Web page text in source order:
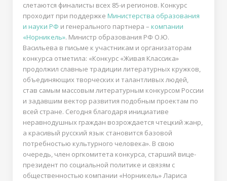
слетаются финалисты всех 85-и регионов. Конкурс
проходит при поддержке Министерства образования
и науки РФ и генерального партнера – компании
«Норникель». Министр образования РФ О.Ю.
Васильева в письме к участникам и организаторам
конкурса отметила: «Конкурс «Живая Классика»
продолжил славные традиции литературных кружков,
объединяющих творческих и талантливых людей,
став самым массовым литературным конкурсом России
и задавшим вектор развития подобным проектам по
всей стране. Сегодня благодаря инициативе
неравнодушных граждан возрождается чтецкий жанр,
а красивый русский язык становится базовой
потребностью культурного человека». В свою
очередь, член оргкомитета конкурса, старший вице-
президент по социальной политике и связям с
общественностью компании «Норникель» Лариса